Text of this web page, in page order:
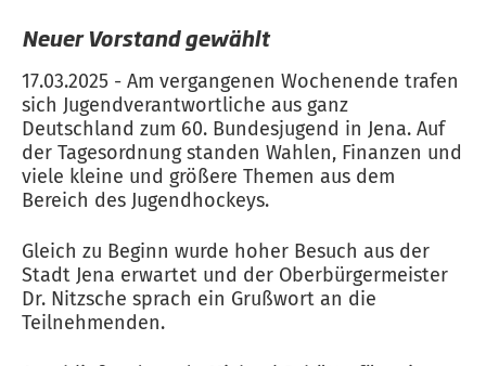
Neuer Vorstand gewählt
17.03.2025 - Am vergangenen Wochenende trafen
sich Jugendverantwortliche aus ganz
Deutschland zum 60. Bundesjugend in Jena. Auf
der Tagesordnung standen Wahlen, Finanzen und
viele kleine und größere Themen aus dem
Bereich des Jugendhockeys.
Gleich zu Beginn wurde hoher Besuch aus der
Stadt Jena erwartet und der Oberbürgermeister
Dr. Nitzsche sprach ein Grußwort an die
Teilnehmenden.